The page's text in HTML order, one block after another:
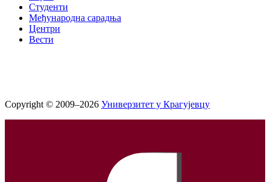
Студенти
Међународна сарадња
Центри
Вести
Copyright © 2009–2026 Универзитет у Крагујевцу